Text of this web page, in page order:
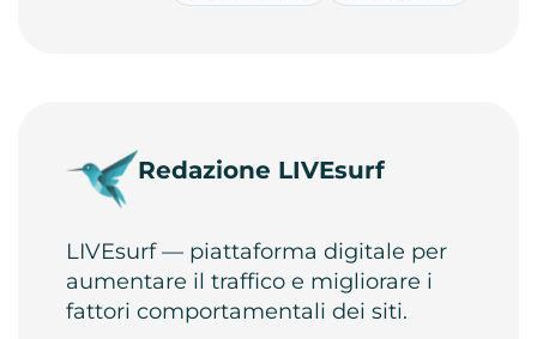
Redazione LIVEsurf
LIVEsurf — piattaforma digitale per
aumentare il traffico e migliorare i
fattori comportamentali dei siti.